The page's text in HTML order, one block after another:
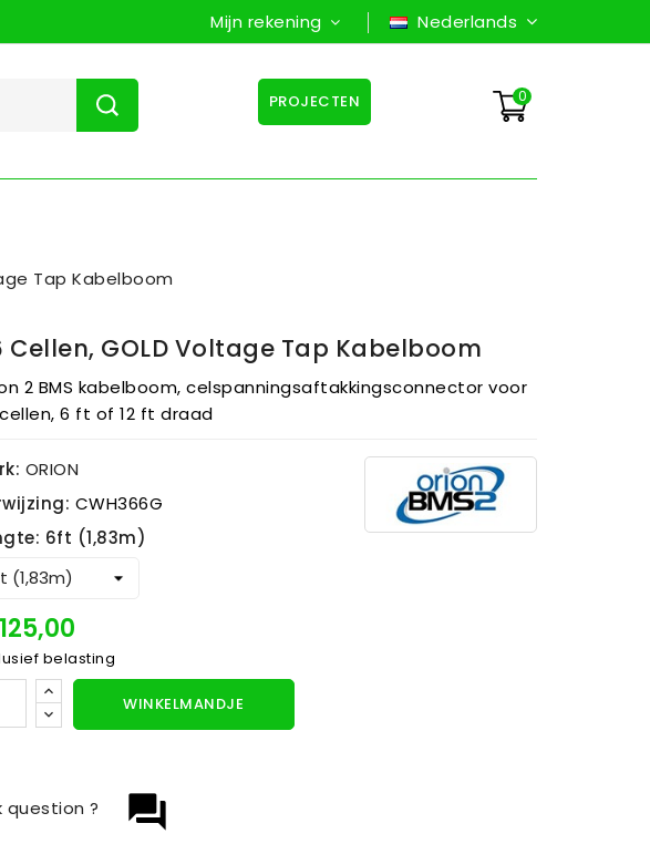
Mijn rekening Nederlands
0
PROJECTEN
Tap Kabelboom
Cellen, GOLD Voltage Tap Kabelboom
2 BMS kabelboom, celspanningsaftakkingsconnector voor
6 ft of 12 ft draad
ORION
CWH366G
6ft (1,83m)
belasting
WINKELMANDJE
question_answer
question ?